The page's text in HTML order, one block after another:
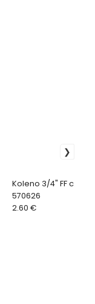
Koleno 3/4" FF c.90
570626
2.60 €